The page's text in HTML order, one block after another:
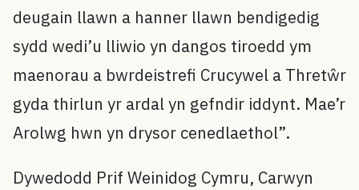
deugain llawn a hanner llawn bendigedig
sydd wedi’u lliwio yn dangos tiroedd ym
maenorau a bwrdeistrefi Crucywel a Thretŵr
gyda thirlun yr ardal yn gefndir iddynt. Mae’r
Arolwg hwn yn drysor cenedlaethol”.
Dywedodd Prif Weinidog Cymru, Carwyn